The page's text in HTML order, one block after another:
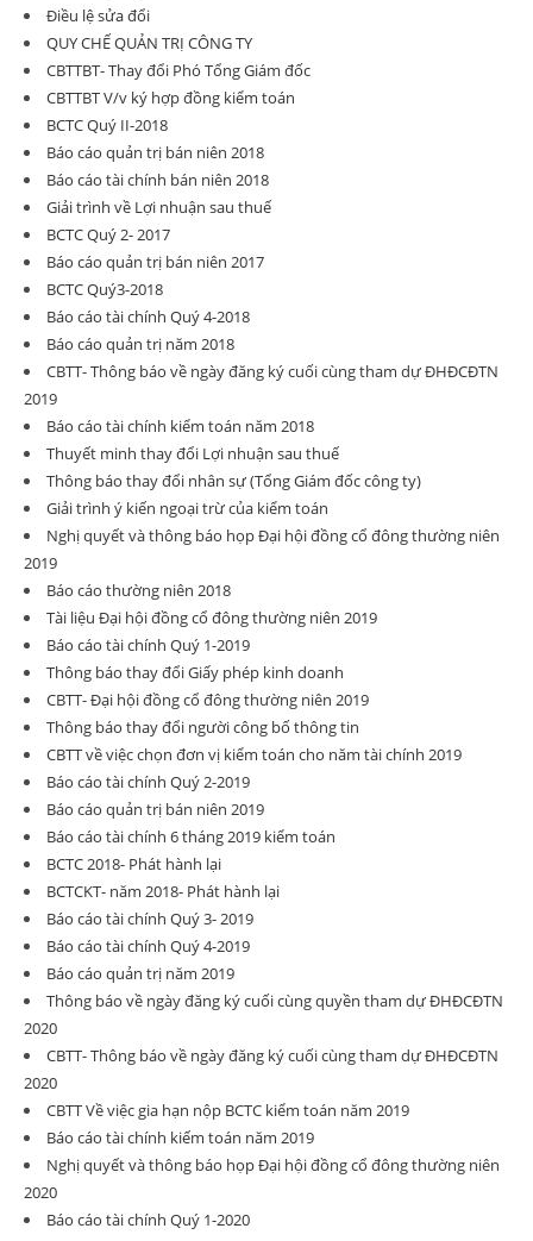
Điều lệ sửa đổi
QUY CHẾ QUẢN TRỊ CÔNG TY
CBTTBT- Thay đổi Phó Tổng Giám đốc
CBTTBT V/v ký hợp đồng kiểm toán
BCTC Quý II-2018
Báo cáo quản trị bán niên 2018
Báo cáo tài chính bán niên 2018
Giải trình về Lợi nhuận sau thuế
BCTC Quý 2- 2017
Báo cáo quản trị bán niên 2017
BCTC Quý3-2018
Báo cáo tài chính Quý 4-2018
Báo cáo quản trị năm 2018
CBTT- Thông báo về ngày đăng ký cuối cùng tham dự ĐHĐCĐTN
2019
Báo cáo tài chính kiểm toán năm 2018
Thuyết minh thay đổi Lợi nhuận sau thuế
Thông báo thay đổi nhân sự (Tổng Giám đốc công ty)
Giải trình ý kiến ngoại trừ của kiểm toán
Nghị quyết và thông báo họp Đại hội đồng cổ đông thường niên
2019
Báo cáo thường niên 2018
Tài liệu Đại hội đồng cổ đông thường niên 2019
Báo cáo tài chính Quý 1-2019
Thông báo thay đổi Giấy phép kinh doanh
CBTT- Đại hội đồng cổ đông thường niên 2019
Thông báo thay đổi người công bố thông tin
CBTT về việc chọn đơn vị kiểm toán cho năm tài chính 2019
Báo cáo tài chính Quý 2-2019
Báo cáo quản trị bán niên 2019
Báo cáo tài chính 6 tháng 2019 kiểm toán
BCTC 2018- Phát hành lại
BCTCKT- năm 2018- Phát hành lại
Báo cáo tài chính Quý 3- 2019
Báo cáo tài chính Quý 4-2019
Báo cáo quản trị năm 2019
Thông báo về ngày đăng ký cuối cùng quyền tham dự ĐHĐCĐTN
2020
CBTT- Thông báo về ngày đăng ký cuối cùng tham dự ĐHĐCĐTN
2020
CBTT Về việc gia hạn nộp BCTC kiểm toán năm 2019
Báo cáo tài chính kiếm toán năm 2019
Nghị quyết và thông báo họp Đại hội đồng cổ đông thường niên
2020
Báo cáo tài chính Quý 1-2020